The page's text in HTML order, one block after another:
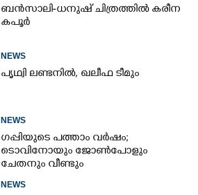
ബൻസാലി-ധനുഷ് ചിത്രത്തിൽ കരീന
കപൂർ
NEWS
പൃഥ്വി ലണ്ടനിൽ, ഖലീഫ ടീമും
NEWS
ഗപ്പിയുടെ പത്താം വർഷം;​
ടൊവിനോയും ജോൺപോളും
ചേതനും വീണ്ടും
NEWS